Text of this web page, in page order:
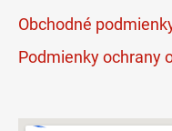
Obchodné
Podmienky ochrany